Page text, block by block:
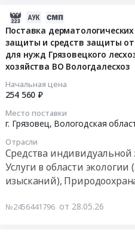
Поставка
защиты и средств защиты от
для нужд Грязовецкого
хозяйства ВО Вологдалесхоз
Начальная цена
254 560 ₽
Место поставки
г. Грязовец, Вологодская
Отрасли
Средства
Услуги в области
изысканий),
№2456441796 от 28.05.26